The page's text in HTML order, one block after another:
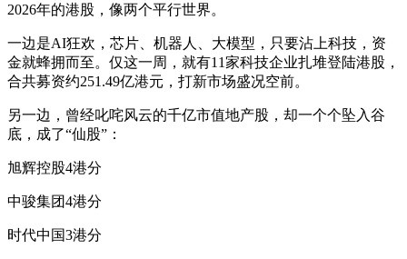
2026年的港股，像两个平行世界。
一边是AI狂欢，芯片、机器人、大模型，只要沾上科技，资
金就蜂拥而至。仅这一周，就有11家科技企业扎堆登陆港股，
合共募资约251.49亿港元，打新市场盛况空前。
另一边，曾经叱咤风云的千亿市值地产股，却一个个坠入谷
底，成了“仙股”：
旭辉控股4港分
中骏集团4港分
时代中国3港分